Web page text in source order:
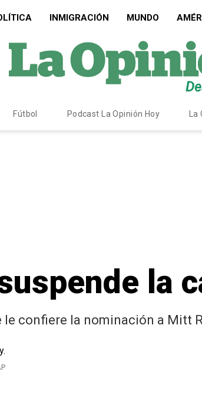
INMIGRACIÓN MUNDO
Fútbol Podcast La Opinión Hoy
la
confiere la nominación a Mitt